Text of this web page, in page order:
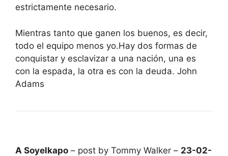
estrictamente necesario.
Mientras tanto que ganen los buenos, es decir,
todo el equipo menos yo.Hay dos formas de
conquistar y esclavizar a una nación, una es
con la espada, la otra es con la deuda. John
Adams
A Soyelkapo – post by Tommy Walker – 23-02-